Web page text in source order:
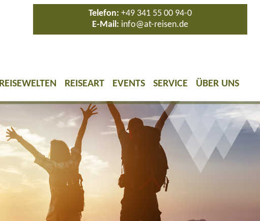
Telefon: +49 341 55 00 94-0
E-Mail: info@at-reisen.de
REISEWELTEN REISEART EVENTS SERVICE ÜBER UNS